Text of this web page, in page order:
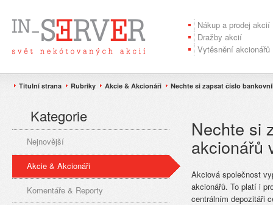
Nákup a prodej akcií
Dražby akcií
Vytěsnění akcionářů
Titulní strana Rubriky Akcie & Akcionáři Nechte si zapsat číslo
Nechte si
akcionářů
Akciová společnost
akcionářů. To platí i
centrálním depozitáři
Kategorie
Nejnovější
Akcie & Akcionáři
Komentáře & Reporty